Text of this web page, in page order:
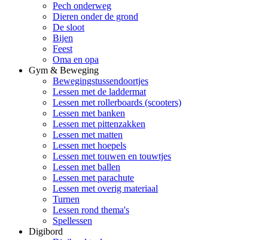
Pech onderweg
Dieren onder de grond
De sloot
Bijen
Feest
Oma en opa
Gym & Beweging
Bewegingstussendoortjes
Lessen met de laddermat
Lessen met rollerboards (scooters)
Lessen met banken
Lessen met pittenzakken
Lessen met matten
Lessen met hoepels
Lessen met touwen en touwtjes
Lessen met ballen
Lessen met parachute
Lessen met overig materiaal
Turnen
Lessen rond thema's
Spellessen
Digibord